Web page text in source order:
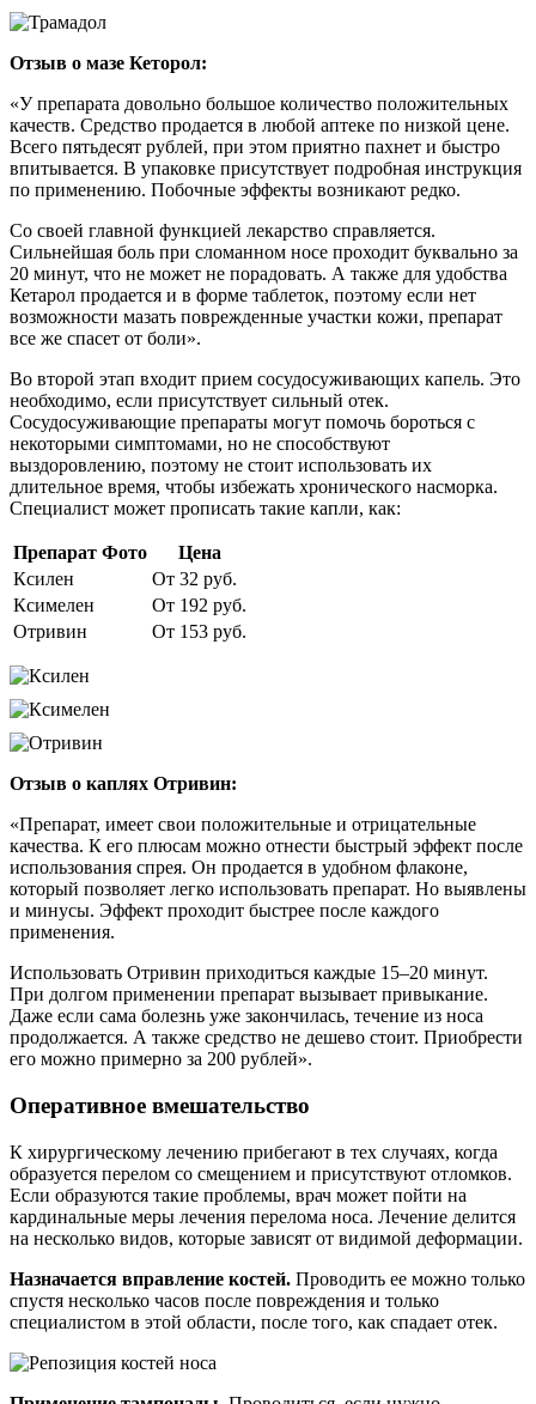
Отзыв о мазе Кеторол:
«У препарата довольно большое количество положительных
качеств. Средство продается в любой аптеке по низкой цене.
Всего пятьдесят рублей, при этом приятно пахнет и быстро
впитывается. В упаковке присутствует подробная инструкция
по применению. Побочные эффекты возникают редко.
Со своей главной функцией лекарство справляется.
Сильнейшая боль при сломанном носе проходит буквально за
20 минут, что не может не порадовать. А также для удобства
Кетарол продается и в форме таблеток, поэтому если нет
возможности мазать поврежденные участки кожи, препарат
все же спасет от боли».
Во второй этап входит прием сосудосуживающих капель. Это
необходимо, если присутствует сильный отек.
Сосудосуживающие препараты могут помочь бороться с
некоторыми симптомами, но не способствуют
выздоровлению, поэтому не стоит использовать их
длительное время, чтобы избежать хронического насморка.
Специалист может прописать такие капли, как:
Препарат Фото
Цена
Ксилен
От 32 руб.
Ксимелен
От 192 руб.
Отривин
От 153 руб.
Отзыв о каплях Отривин:
«Препарат, имеет свои положительные и отрицательные
качества. К его плюсам можно отнести быстрый эффект после
использования спрея. Он продается в удобном флаконе,
который позволяет легко использовать препарат. Но выявлены
и минусы. Эффект проходит быстрее после каждого
применения.
Использовать Отривин приходиться каждые 15–20 минут.
При долгом применении препарат вызывает привыкание.
Даже если сама болезнь уже закончилась, течение из носа
продолжается. А также средство не дешево стоит. Приобрести
его можно примерно за 200 рублей».
Оперативное вмешательство
К хирургическому лечению прибегают в тех случаях, когда
образуется перелом со смещением и присутствуют отломков.
Если образуются такие проблемы, врач может пойти на
кардинальные меры лечения перелома носа. Лечение делится
на несколько видов, которые зависят от видимой деформации.
Назначается вправление костей. Проводить ее можно только
спустя несколько часов после повреждения и только
специалистом в этой области, после того, как спадает отек.